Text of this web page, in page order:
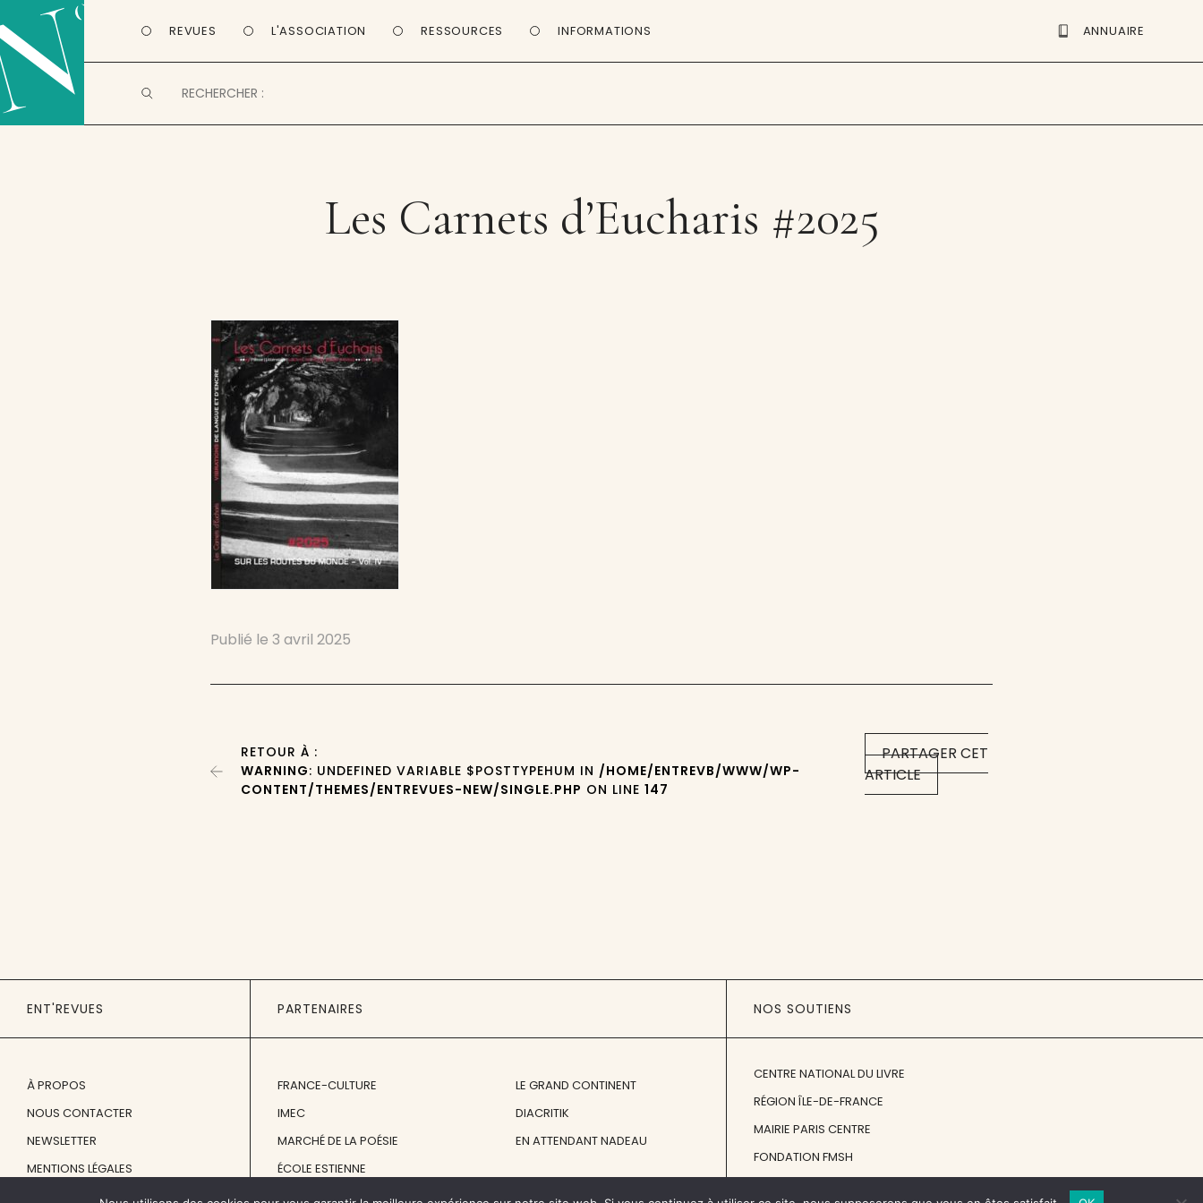
REVUES L'ASSOCIATION RESSOURCES INFORMATIONS ANNUAIRE
Les Carnets d’Eucharis #2025
Publié le3 avril 2025
PARTAGER CET
ARTICLE
RETOUR À :
WARNING: UNDEFINED VARIABLE $POSTTYPEHUM IN /HOME/ENTREVB/WWW/WP-
CONTENT/THEMES/ENTREVUES-NEW/SINGLE.PHP ON LINE147
ENT'REVUES
À PROPOS
NOUS CONTACTER
NEWSLETTER
MENTIONS LÉGALES
PARTENAIRES
FRANCE-CULTURE
IMEC
MARCHÉ DE LA POÉSIE
ÉCOLE ESTIENNE
LE GRAND CONTINENT
DIACRITIK
EN ATTENDANT NADEAU
NOS SOUTIENS
CENTRE NATIONAL DU LIVRE
RÉGION ÎLE-DE-FRANCE
MAIRIE PARIS CENTRE
FONDATION FMSH